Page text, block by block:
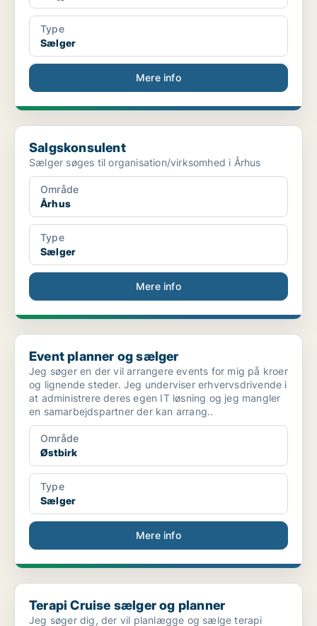
Type
Sælger
Mere info
Salgskonsulent
Salgskonsulent
Sælger søges til organisation/virksomhed i Århus
Område
Århus
Type
Sælger
Mere info
Event planner og sælger
Event planner og sælger
Jeg søger en der vil arrangere events for mig på kroer
og lignende steder. Jeg underviser erhvervsdrivende i
at administrere deres egen IT løsning og jeg mangler
en samarbejdspartner der kan arrang..
Område
Østbirk
Type
Sælger
Mere info
Terapi Cruise sælger og planner
Terapi Cruise sælger og planner
Jeg søger dig, der vil planlægge og sælge terapi